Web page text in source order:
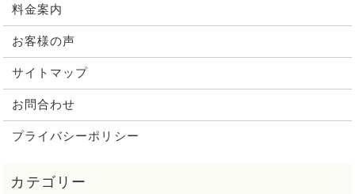
料金案内
お客様の声
サイトマップ
お問合わせ
プライバシーポリシー